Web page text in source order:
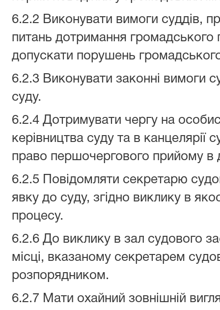
6.2.2 Виконувати вимоги суддів,
питань дотримання
допускати порушень
6.2.3 Виконувати законні вимоги
суду.
6.2.4 Дотримувати чергу на
керівництва суду та в канцелярії
право першочергового прийому в
6.2.5 Повідомляти секретарю
явку до суду, згідно виклику в
процесу.
6.2.6 До виклику в зал судового
місці, вказаному секретарем
розпорядником.
6.2.7 Мати охайний зовнішній